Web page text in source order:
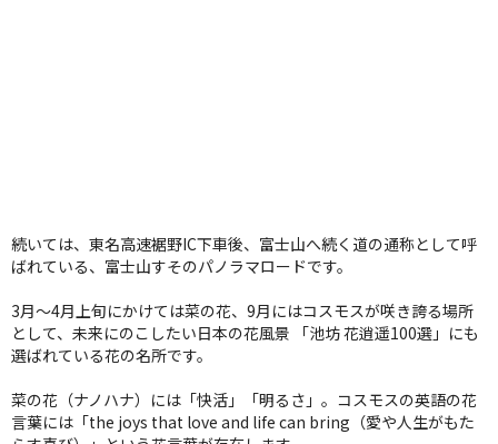
続いては、東名高速裾野IC下車後、富士山へ続く道の通称として呼
ばれている、富士山すそのパノラマロードです。
3月～4月上旬にかけては菜の花、9月にはコスモスが咲き誇る場所
として、未来にのこしたい日本の花風景 「池坊 花逍遥100選」にも
選ばれている花の名所です。
菜の花（ナノハナ）には「快活」「明るさ」。コスモスの英語の花
言葉には「the joys that love and life can bring（愛や人生がもた